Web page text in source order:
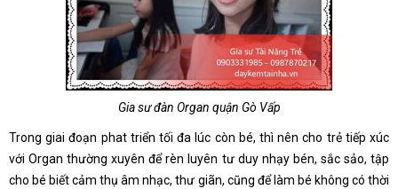
Gia sư đàn Organ quận Gò Vấp
Trong giai đoạn phat triển tối đa lúc còn bé, thì nên cho trẻ tiếp xúc
với Organ thường xuyên để rèn luyên tư duy nhạy bén, sắc sảo, tập
cho bé biết cảm thụ âm nhạc, thư giãn, cũng để làm bé không có thời